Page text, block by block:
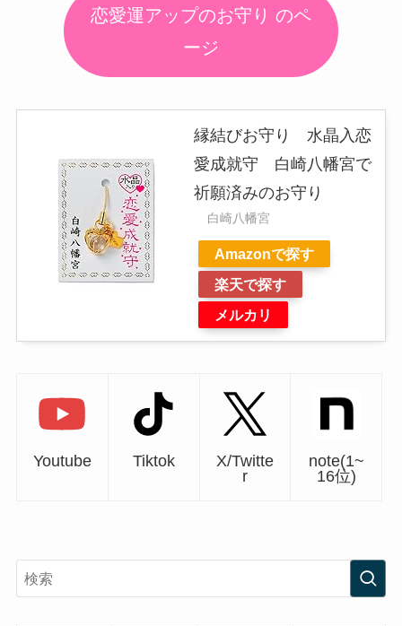
恋愛運アップのお守り のペ
ージ
縁結びお守り 水晶入恋
愛成就守 白崎八幡宮で
祈願済みのお守り
白崎八幡宮
Amazonで探す
楽天で探す
メルカリ
Youtube Tiktok
X/Twitte
r
note(1~
16位)